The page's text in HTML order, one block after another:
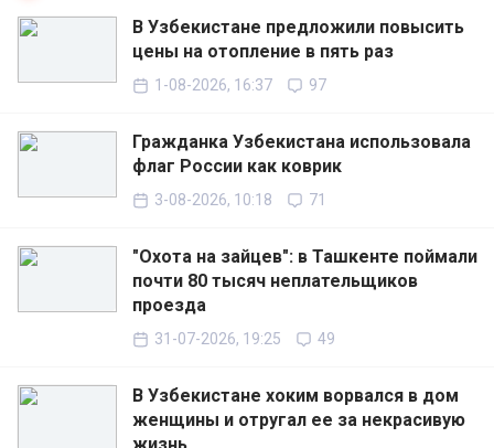
В Узбекистане предложили повысить
цены на отопление в пять раз
1-08-2026, 16:37 97
Гражданка Узбекистана использовала
флаг России как коврик
3-08-2026, 10:18 71
"Охота на зайцев": в Ташкенте поймали
почти 80 тысяч неплательщиков
проезда
31-07-2026, 19:25 49
В Узбекистане хоким ворвался в дом
женщины и отругал ее за некрасивую